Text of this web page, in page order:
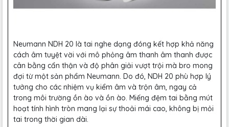
Neumann NDH 20 là tai nghe dạng đóng kết hợp khả năng
cách âm tuyệt vời với mô phỏng âm thanh âm thanh được
cân bằng cẩn thận và độ phân giải vượt trội mà bro mong
đợi từ một sản phẩm Neumann. Do đó, NDH 20 phù hợp lý
tưởng cho các nhiệm vụ kiểm âm và trộn âm, ngay cả
trong môi trường ồn ào và ồn ào. Miếng đệm tai bằng mút
hoạt tính hình tròn mang lại sự thoải mái cao, không bị mỏi
tai trong thời gian dài.